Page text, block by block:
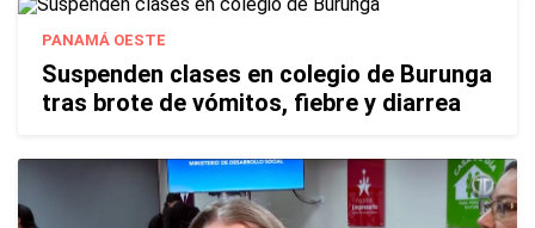
PANAMÁ OESTE
Suspenden clases en colegio de Burunga
tras brote de vómitos, fiebre y diarrea